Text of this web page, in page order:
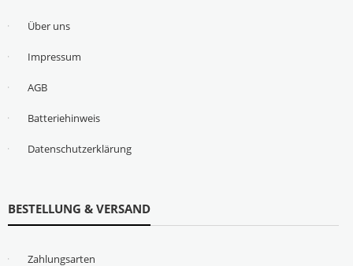
Über uns
Impressum
AGB
Batteriehinweis
Datenschutzerklärung
BESTELLUNG & VERSAND
Zahlungsarten